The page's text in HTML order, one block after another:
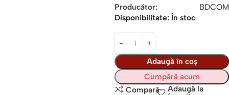
Producător:
BDCOM
Disponibilitate: În stoc
Adaugă în coș
Cumpără acum
Compară
Adaugă la